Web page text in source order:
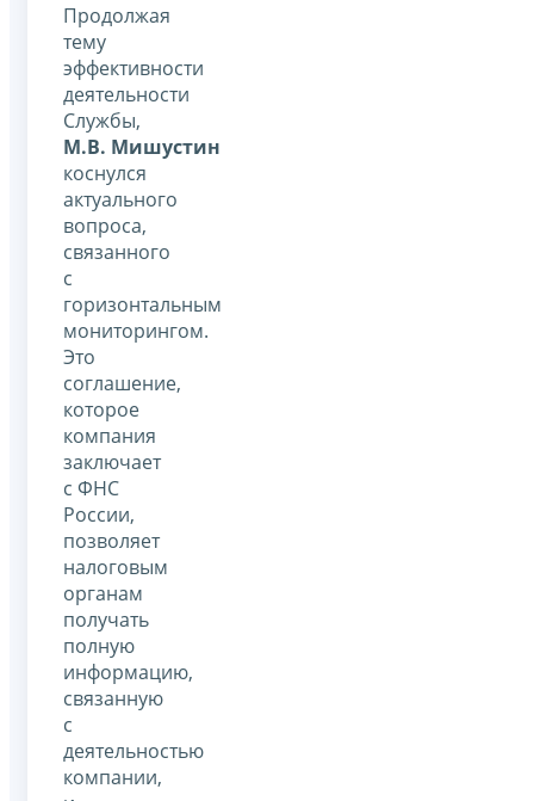
Продолжая
тему
эффективности
деятельности
Службы,
М.В. Мишустин
коснулся
актуального
вопроса,
связанного
с
горизонтальным
мониторингом.
Это
соглашение,
которое
компания
заключает
с ФНС
России,
позволяет
налоговым
органам
получать
полную
информацию,
связанную
с
деятельностью
компании,